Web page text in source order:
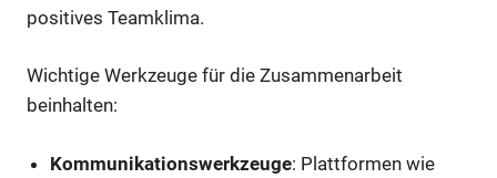
positives Teamklima.
Wichtige Werkzeuge für die Zusammenarbeit
beinhalten:
Kommunikationswerkzeuge: Plattformen wie